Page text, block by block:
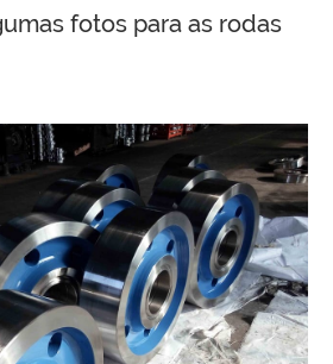
fotos para as rodas